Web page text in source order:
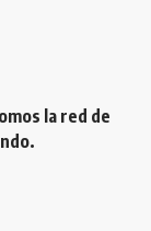
la red de